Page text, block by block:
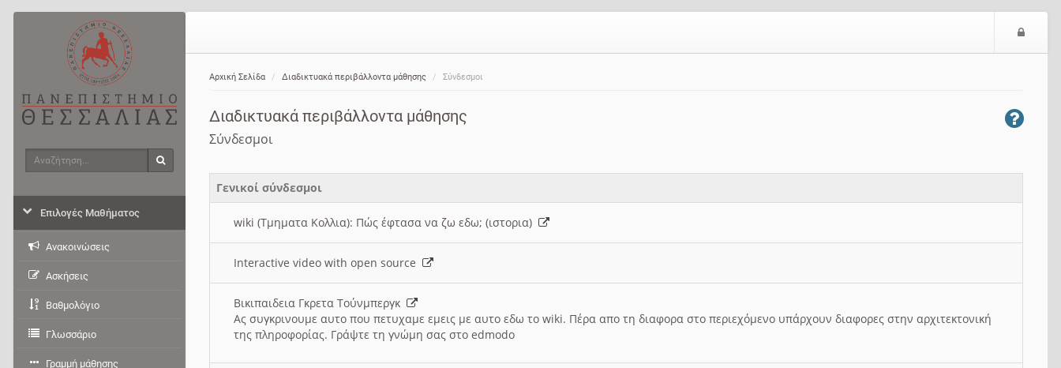
Αρχική Σελίδα Διαδικτυακά περιβάλλοντα μάθησης Σύνδεσμοι
Διαδικτυακά περιβάλλοντα μάθησης
Σύνδεσμοι
Γενικοί σύνδεσμοι
wiki (Τμηματα Κολλια): Πώς έφτασα να ζω εδω; (ιστορια)
Interactive video with open source
Βικιπαιδεια Γκρετα Τούνμπεργκ
Ας συγκρινουμε αυτο που πετυχαμε εμεις με αυτο εδω το wiki. Πέρα απο τη διαφορα στο περιεχόμενο υπάρχουν διαφορες στην αρχιτεκτονική
της πληροφορίας. Γράψτε τη γνώμη σας στο edmodo
Αναζήτηση
Επιλογές Μαθήματος
Ανακοινώσεις
Ασκήσεις
Βαθμολόγιο
Γλωσσάριο
Γραμμή μάθησης